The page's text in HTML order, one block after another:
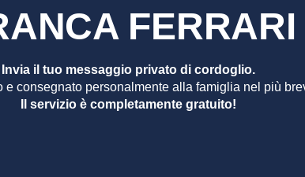
FERRARI
Invia il tuo messaggio privato di cordoglio.
e consegnato personalmente alla famiglia nel più
Il servizio è completamente gratuito!